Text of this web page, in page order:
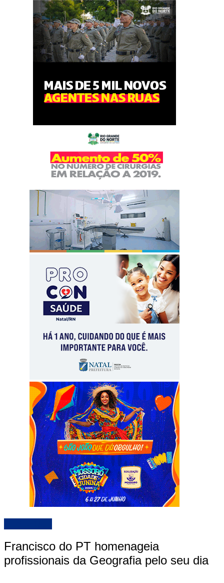
Francisco do PT homenageia
profissionais da Geografia pelo seu dia